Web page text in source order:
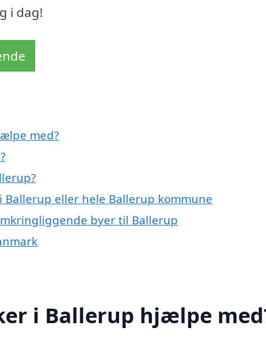
i dag!
med?
eller hele Ballerup kommune
byer til Ballerup
i Ballerup hjælpe